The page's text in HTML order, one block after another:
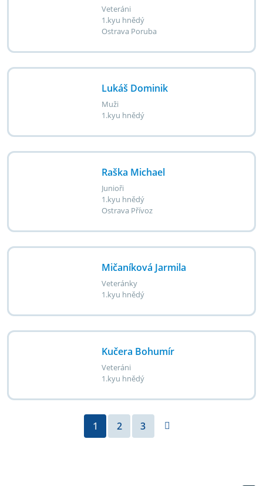
Veteráni
1.kyu hnědý
Ostrava Poruba
Lukáš Dominik
Muži
1.kyu hnědý
Raška Michael
Junioři
1.kyu hnědý
Ostrava Přívoz
Mičaníková Jarmila
Veteránky
1.kyu hnědý
Kučera Bohumír
Veteráni
1.kyu hnědý
1 2 3